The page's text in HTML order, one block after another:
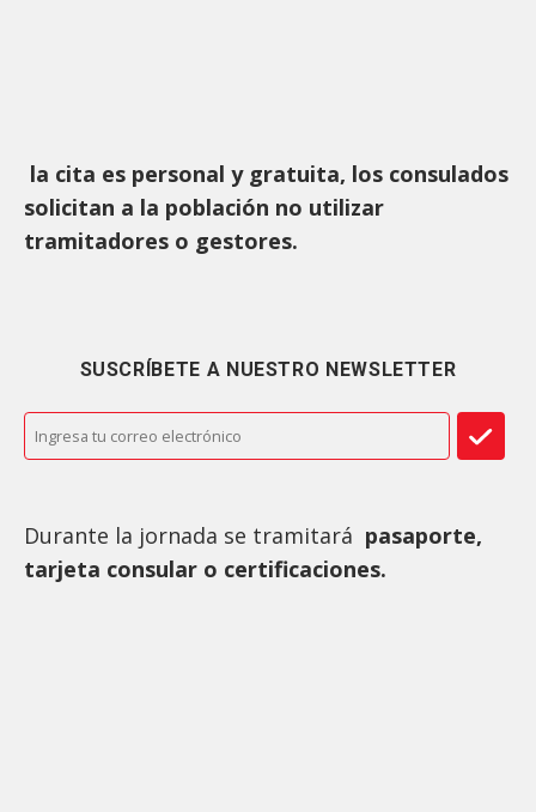
la cita es personal y gratuita, los consulados
solicitan a la población no utilizar
tramitadores o gestores.
SUSCRÍBETE A NUESTRO NEWSLETTER
Durante la jornada se tramitará pasaporte,
tarjeta consular o certificaciones.